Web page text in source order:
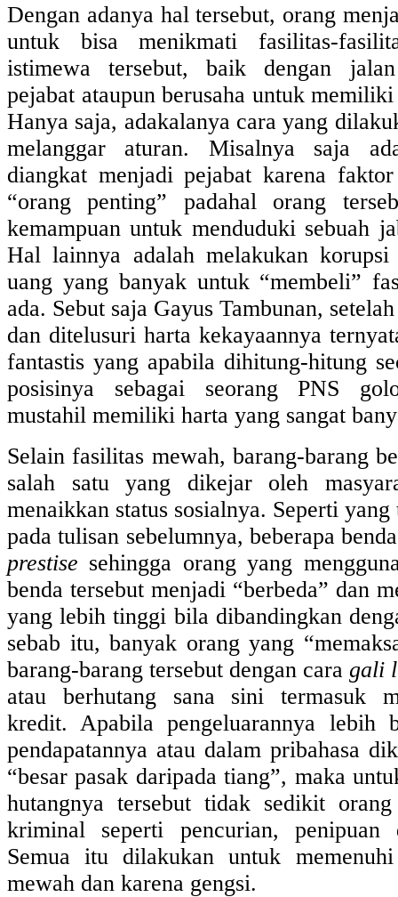
Dengan adanya hal tersebut, orang
untuk bisa menikmati fasilitas-
istimewa tersebut, baik dengan
pejabat ataupun berusaha untuk
Hanya saja, adakalanya cara yang
melanggar aturan. Misalnya saja
diangkat menjadi pejabat karena
“orang penting” padahal orang
kemampuan untuk menduduki sebuah
Hal lainnya adalah melakukan
uang yang banyak untuk “membeli”
ada. Sebut saja Gayus Tambunan,
dan ditelusuri harta kekayaannya
fantastis yang apabila dihitung-hitung
posisinya sebagai seorang PNS
mustahil memiliki harta yang sangat
Selain fasilitas mewah, barang-barang
salah satu yang dikejar oleh
menaikkan status sosialnya. Seperti yang
pada tulisan sebelumnya, beberapa
prestise sehingga orang yang
benda tersebut menjadi “berbeda” dan
yang lebih tinggi bila dibandingkan
sebab itu, banyak orang yang
barang-barang tersebut dengan cara gali
atau berhutang sana sini termasuk
kredit. Apabila pengeluarannya lebih
pendapatannya atau dalam pribahasa
“besar pasak daripada tiang”, maka
hutangnya tersebut tidak sedikit
kriminal seperti pencurian,
Semua itu dilakukan untuk
mewah dan karena gengsi.